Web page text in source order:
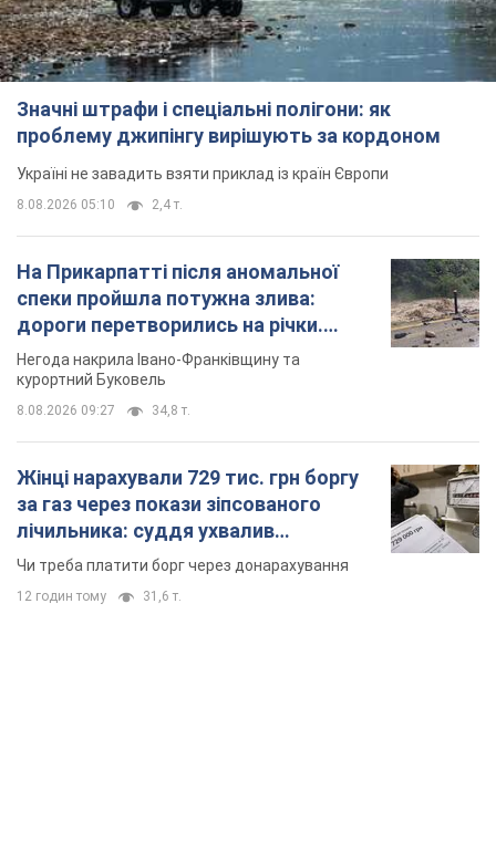
Значні штрафи і спеціальні полігони: як
проблему джипінгу вирішують за кордоном
Україні не завадить взяти приклад із країн Європи
8.08.2026 05:10 2,4 т.
На Прикарпатті після аномальної
спеки пройшла потужна злива:
дороги перетворились на річки.
Відео
Негода накрила Івано-Франківщину та
курортний Буковель
8.08.2026 09:27 34,8 т.
Жінці нарахували 729 тис. грн боргу
за газ через покази зіпсованого
лічильника: суддя ухвалив
неочікуване рішення
Чи треба платити борг через донарахування
12 годин тому 31,6 т.